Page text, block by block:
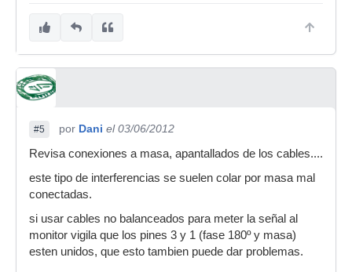
#5 por Dani el 03/06/2012
Revisa conexiones a masa, apantallados de los cables....
este tipo de interferencias se suelen colar por masa mal
conectadas.
si usar cables no balanceados para meter la señal al
monitor vigila que los pines 3 y 1 (fase 180º y masa)
esten unidos, que esto tambien puede dar problemas.